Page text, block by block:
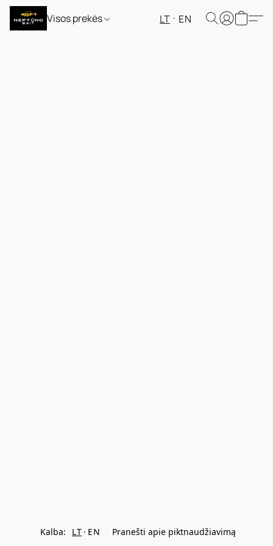
Visos prekės LT EN
Kalba: LT EN Pranešti apie piktnaudžiavimą